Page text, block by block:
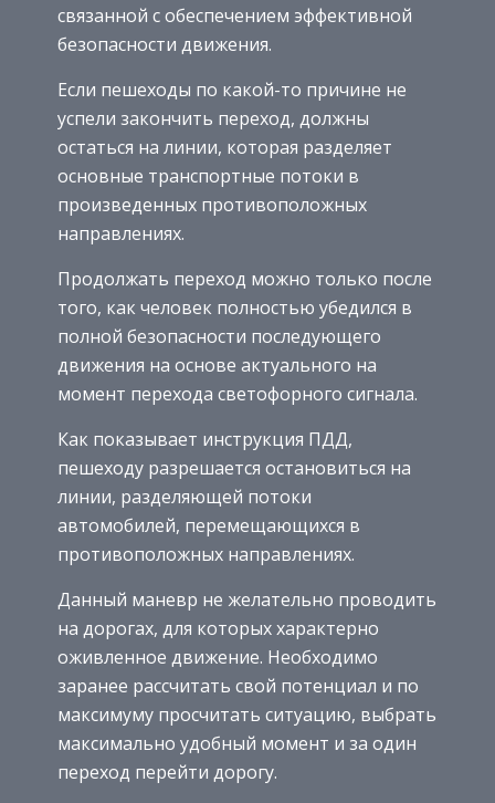
связанной с обеспечением эффективной
безопасности движения.
Если пешеходы по какой-то причине не
успели закончить переход, должны
остаться на линии, которая разделяет
основные транспортные потоки в
произведенных противоположных
направлениях.
Продолжать переход можно только после
того, как человек полностью убедился в
полной безопасности последующего
движения на основе актуального на
момент перехода светофорного сигнала.
Как показывает инструкция ПДД,
пешеходу разрешается остановиться на
линии, разделяющей потоки
автомобилей, перемещающихся в
противоположных направлениях.
Данный маневр не желательно проводить
на дорогах, для которых характерно
оживленное движение. Необходимо
заранее рассчитать свой потенциал и по
максимуму просчитать ситуацию, выбрать
максимально удобный момент и за один
переход перейти дорогу.